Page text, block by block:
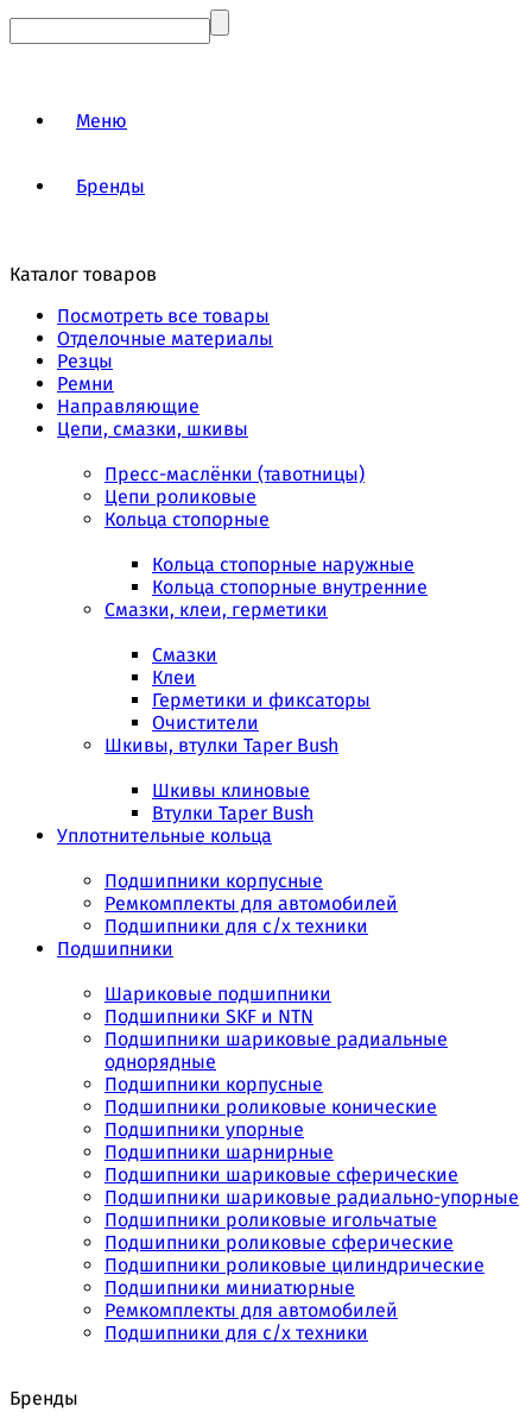
Меню
Бренды
Каталог товаров
Посмотреть все товары
Отделочные материалы
Резцы
Ремни
Направляющие
Цепи, смазки, шкивы
Пресс-маслёнки (тавотницы)
Цепи роликовые
Кольца стопорные
Кольца стопорные наружные
Кольца стопорные внутренние
Смазки, клеи, герметики
Смазки
Клеи
Герметики и фиксаторы
Очистители
Шкивы, втулки Taper Bush
Шкивы клиновые
Втулки Taper Bush
Уплотнительные кольца
Подшипники корпусные
Ремкомплекты для автомобилей
Подшипники для с/х техники
Подшипники
Шариковые подшипники
Подшипники SKF и NTN
Подшипники шариковые радиальные
однорядные
Подшипники корпусные
Подшипники роликовые конические
Подшипники упорные
Подшипники шарнирные
Подшипники шариковые сферические
Подшипники шариковые радиально-упорные
Подшипники роликовые игольчатые
Подшипники роликовые сферические
Подшипники роликовые цилиндрические
Подшипники миниатюрные
Ремкомплекты для автомобилей
Подшипники для с/х техники
Бренды